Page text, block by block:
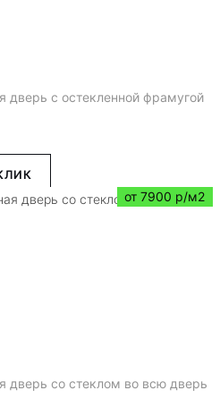
дверь с остекленной фрамугой
от 7900 р/м2
дверь со стеклом во всю дверь